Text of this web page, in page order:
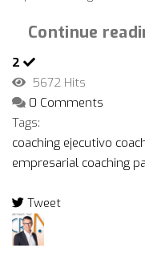
Continue
2
5672 Hits
0 Comments
Tags:
coaching ejecutivo
empresarial coaching
Tweet
pinterest